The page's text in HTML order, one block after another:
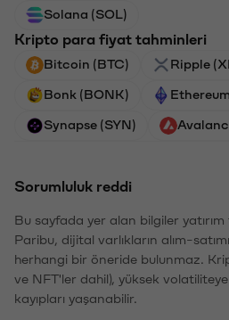
Solana (SOL)
Kripto para fiyat tahminleri
Bitcoin (BTC) Ripple
Bonk (BONK)
Synapse (SYN)
Sorumluluk reddi
Bu sayfada yer alan bilgiler yatırım
Paribu, dijital varlıkların alım-
herhangi bir öneride bulunmaz.
ve NFT'ler dahil), yüksek
kayıpları yaşanabilir.